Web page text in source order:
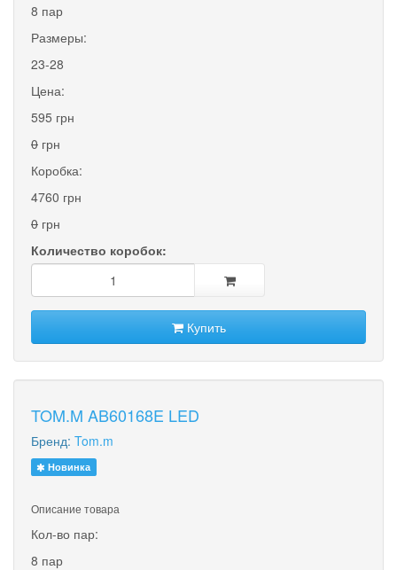
8 пар
Размеры:
23-28
Цена:
595 грн
0 грн
Коробка:
4760 грн
0 грн
Количество коробок:
Купить
TOM.M AB60168E LED
Бренд: Tom.m
Новинка
Описание товара
Кол-во пар:
8 пар